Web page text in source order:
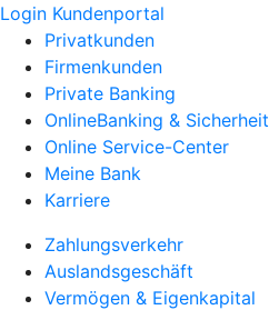
Login Kundenportal
Privatkunden
Firmenkunden
Private Banking
OnlineBanking & Sicherheit
Online Service-Center
Meine Bank
Karriere
Zahlungsverkehr
Auslandsgeschäft
Vermögen & Eigenkapital